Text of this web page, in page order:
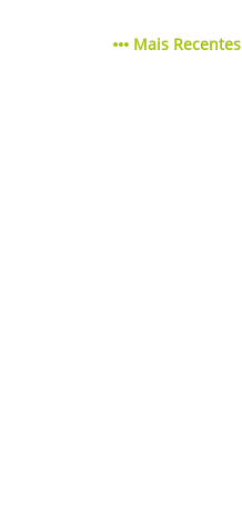
Mais Recentes